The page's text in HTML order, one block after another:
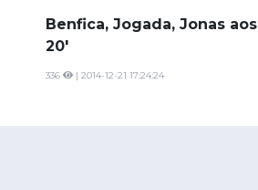
Benfica, Jogada, Jonas aos
20'
336 | 2014-12-21 17:24:24